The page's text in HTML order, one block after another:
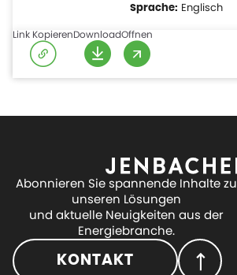
Englisch
Link KopierenDownloadOffnen
Abonnieren Sie spannende Inhalte zu
unseren Lösungen
und aktuelle Neuigkeiten aus der
Energiebranche.
KONTAKT